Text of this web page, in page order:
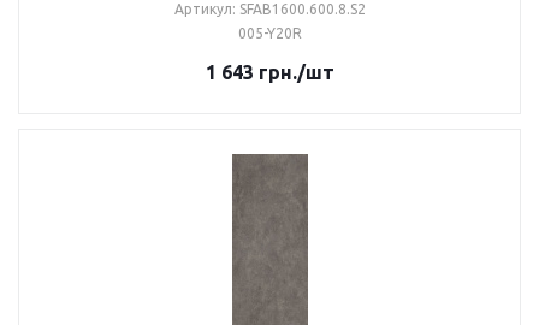
Артикул: SFAB1600.600.8.S2
005-Y20R
1 643 грн./шт